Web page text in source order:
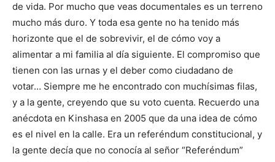
de vida. Por mucho que veas documentales es un terreno
mucho más duro. Y toda esa gente no ha tenido más
horizonte que el de sobrevivir, el de cómo voy a
alimentar a mi familia al día siguiente. El compromiso que
tienen con las urnas y el deber como ciudadano de
votar… Siempre me he encontrado con muchísimas filas,
y a la gente, creyendo que su voto cuenta. Recuerdo una
anécdota en Kinshasa en 2005 que da una idea de cómo
es el nivel en la calle. Era un referéndum constitucional, y
la gente decía que no conocía al señor “Referéndum”